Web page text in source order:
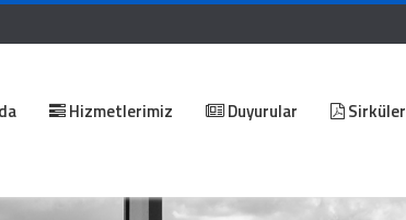
Hizmetlerimiz Duyurular Sirküler